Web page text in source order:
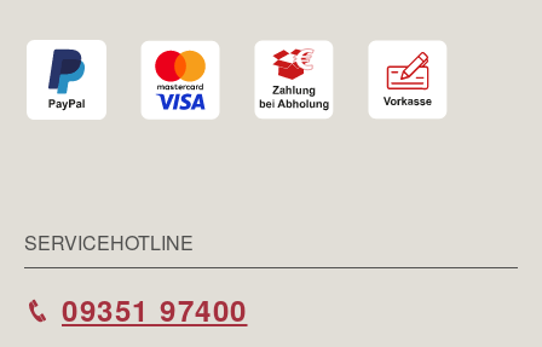
SERVICEHOTLINE
09351 97400